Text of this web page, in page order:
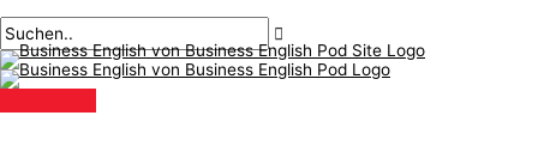
Inhalt
springen
Sie
hier
ein..
B
u
s
i
S
u
c
h